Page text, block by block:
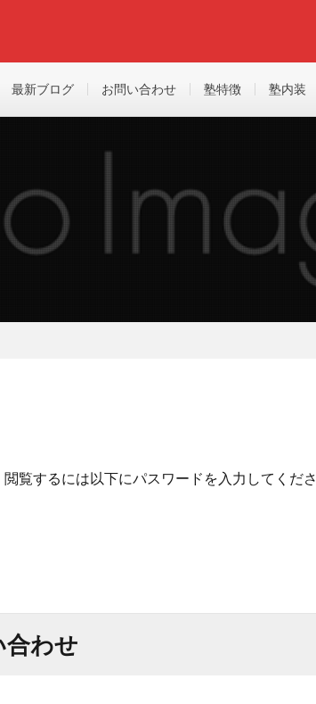
最新ブログ お問い合わせ 塾特徴 塾内装
覧するには以下にパスワードを入力してくださ
合わせ